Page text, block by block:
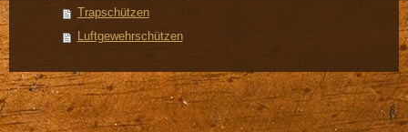
Trapschützen
Luftgewehrschützen